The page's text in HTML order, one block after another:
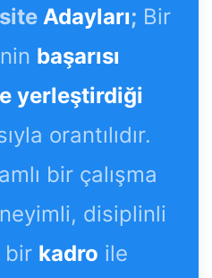
Adayları; Bir
başarısı
yerleştirdiği
orantılıdır.
bir çalışma
disiplinli
bir kadro ile